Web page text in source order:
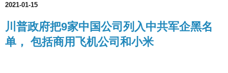
2021-01-15
川普政府把9家中国公司列入中共军企黑名
单， 包括商用飞机公司和小米